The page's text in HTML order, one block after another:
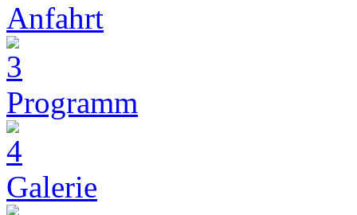
Anfahrt
Programm
Galerie